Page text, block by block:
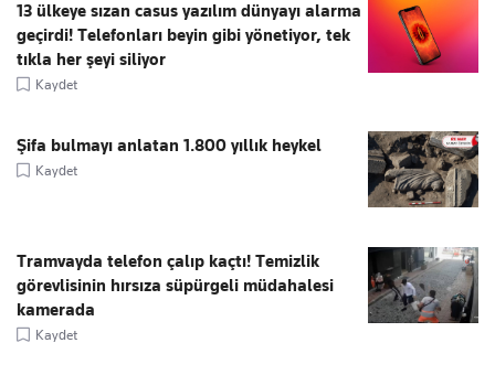
13 ülkeye sızan casus yazılım dünyayı alarma
geçirdi! Telefonları beyin gibi yönetiyor, tek
tıkla her şeyi siliyor
Kaydet
Şifa bulmayı anlatan 1.800 yıllık heykel
Kaydet
Tramvayda telefon çalıp kaçtı! Temizlik
görevlisinin hırsıza süpürgeli müdahalesi
kamerada
Kaydet